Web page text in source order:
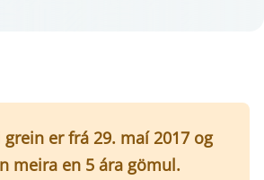
grein er frá 29. maí 2017 og
meira en 5 ára gömul.